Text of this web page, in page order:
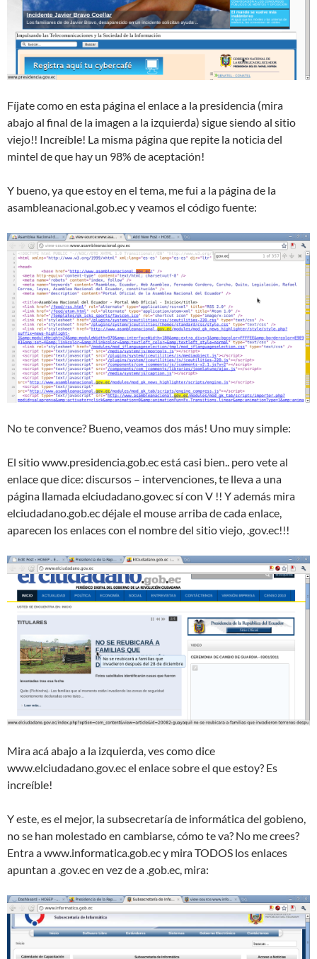
Fíjate como en esta página el enlace a la presidencia (mira
abajo al final de la imagen a la izquierda) sigue siendo al sitio
viejo!! Increíble! La misma página que repite la noticia del
mintel de que hay un 98% de aceptación!
Y bueno, ya que estoy en el tema, me fui a la página de la
asambleanacional.gob.ec y veamos el código fuente:
No te convence? Bueno, veamos dos más! Uno muy simple:
El sitio www.presidencia.gob.ec está casi bien.. pero vete al
enlace que dice: discursos – intervenciones, te lleva a una
página llamada elciudadano.gov.ec sí con V !! Y además mira
elciudadano.gob.ec déjale el mouse arriba de cada enlace,
aparecen los enlaces con el nombre del sitio viejo, .gov.ec!!!
Mira acá abajo a la izquierda, ves como dice
www.elciudadano.gov.ec el enlace sobre el que estoy? Es
increíble!
Y este, es el mejor, la subsecretaría de informática del gobieno,
no se han molestado en cambiarse, cómo te va? No me crees?
Entra a www.informatica.gob.ec y mira TODOS los enlaces
apuntan a .gov.ec en vez de a .gob.ec, mira: